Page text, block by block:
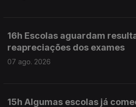
16h Escolas aguardam
reapreciações dos exames
07 ago. 2026
15h Algumas escolas já